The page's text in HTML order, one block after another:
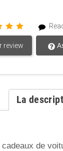
review
La
de